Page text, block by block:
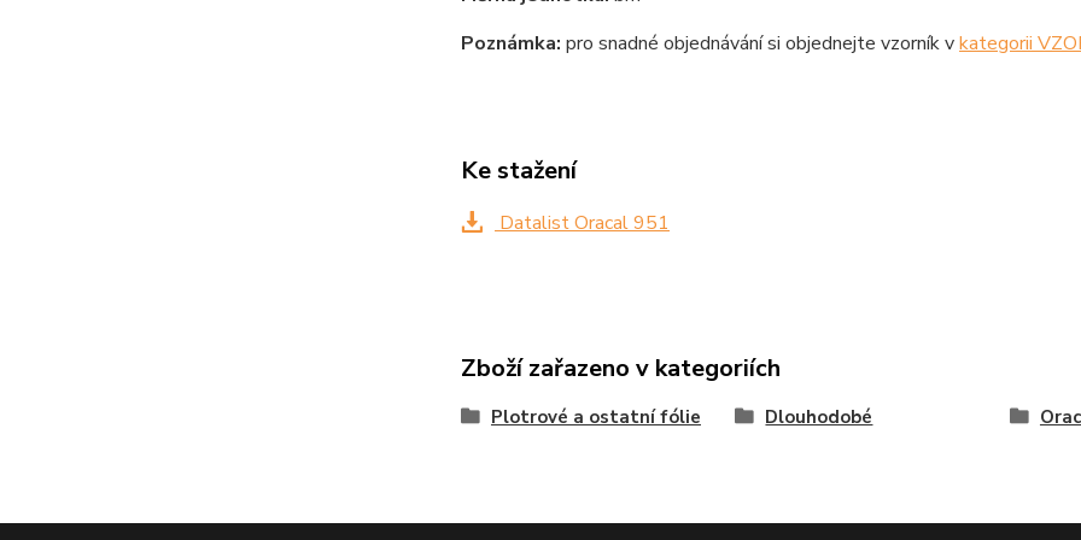
Poznámka: pro snadné objednávání si objednejte vzorník vkategorii
Ke stažení
Datalist Oracal 951
Zboží zařazeno v kategoriích
Plotrové a ostatní fólie Dlouhodobé